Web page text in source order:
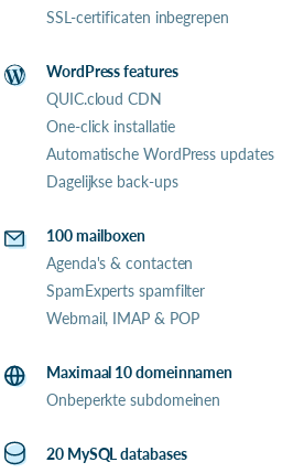
SSL-certificaten inbegrepen
WordPress features
QUIC.cloud CDN
One-click installatie
Automatische WordPress updates
Dagelijkse back-ups
100 mailboxen
Agenda's & contacten
SpamExperts spamfilter
Webmail, IMAP & POP
Maximaal 10 domeinnamen
Onbeperkte subdomeinen
20 MySQL databases